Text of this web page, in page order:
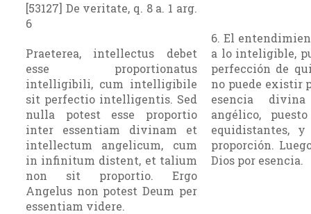
[53127] De veritate, q. 8 a. 1 arg.
6
Praeterea, intellectus debet
esse proportionatus
intelligibili, cum intelligibile
sit perfectio intelligentis. Sed
nulla potest esse proportio
inter essentiam divinam et
intellectum angelicum, cum
in infinitum distent, et talium
non sit proportio. Ergo
Angelus non potest Deum per
essentiam videre.
6. El
a lo inteligible,
perfección de
no puede existir
esencia
angélico,
equidistantes,
proporción.
Dios por esencia.